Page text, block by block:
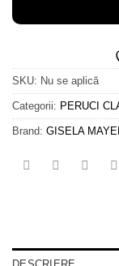
SKU: Nu se aplică
Categorii: PERUCI
Brand: GISELA
DESCRIERE